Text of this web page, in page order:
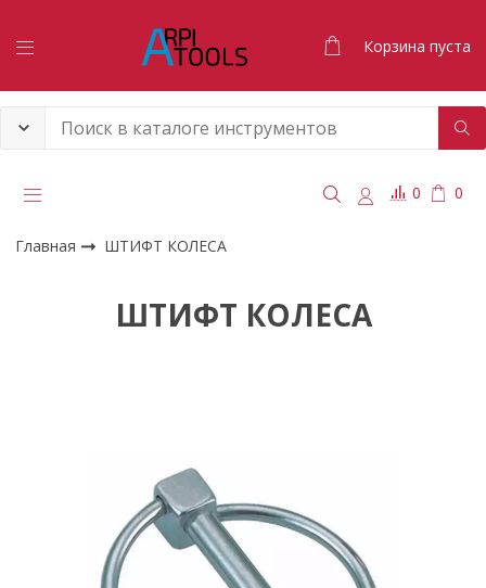
Корзина пуста
0 0
Главная ШТИФТ КОЛЕСА
ШТИФТ КОЛЕСА